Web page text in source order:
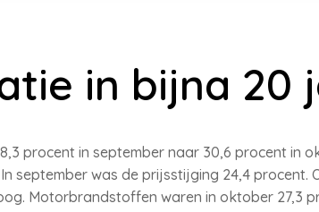
in bijna 20
procent in september naar 30,6 procent in
september was de prijsstijging 24,4 procent.
Motorbrandstoffen waren in oktober 27,3